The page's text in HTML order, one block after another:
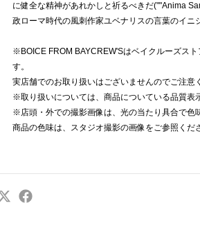
に健全な精神があれかしと祈るべきだ(""Anima
政ローマ時代の風刺作家ユベナリスの言葉のイニ
※BOICE FROM BAYCREW'Sはベイクルーズス
す。
実店舗でのお取り扱いはございませんのでご注意
※取り扱いについては、商品についている品質表
※店頭・外での撮影画像は、光の当たり具合で色
商品の色味は、スタジオ撮影の画像をご参照くだ